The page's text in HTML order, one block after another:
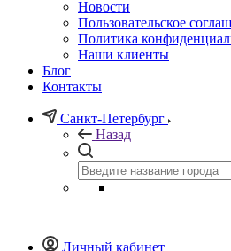
Новости
Пользовательское
Политика
Наши клиенты
Блог
Контакты
Санкт-Петербург
Назад
Личный кабинет